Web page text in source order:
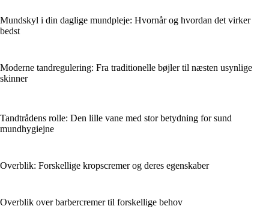
Mundskyl i din daglige mundpleje: Hvornår og hvordan det virker
bedst
Moderne tandregulering: Fra traditionelle bøjler til næsten usynlige
skinner
Tandtrådens rolle: Den lille vane med stor betydning for sund
mundhygiejne
Overblik: Forskellige kropscremer og deres egenskaber
Overblik over barbercremer til forskellige behov